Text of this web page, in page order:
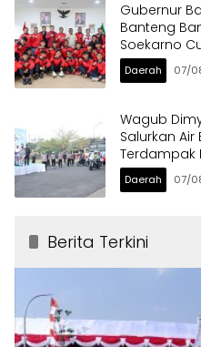
Gubernur
Banteng
Soekarno
Daerah 07/
Wagub
Salurkan
Terdampak
Daerah 07/
Berita Terkini